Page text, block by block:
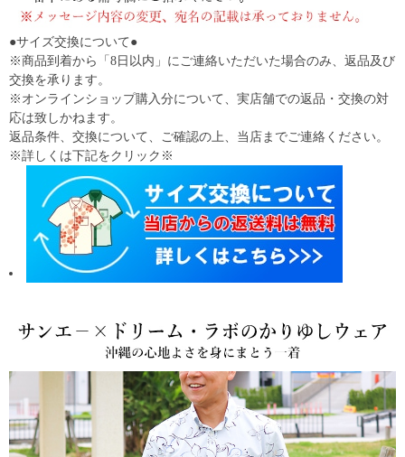
●サイズ交換について●
※商品到着から「8日以内」にご連絡いただいた場合のみ、返品及び
交換を承ります。
※オンラインショップ購入分について、実店舗での返品・交換の対
応は致しかねます。
返品条件、交換について、ご確認の上、当店までご連絡ください。
※詳しくは下記をクリック※